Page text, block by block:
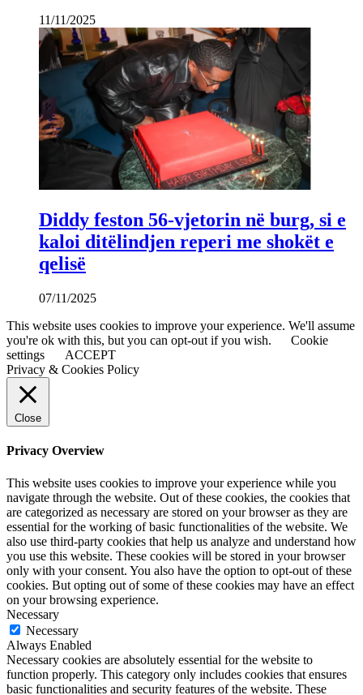
11/11/2025
Diddy feston 56-vjetorin në burg, si e
kaloi ditëlindjen reperi me shokët e
qelisë
07/11/2025
This website uses cookies to improve your experience. We'll assume
you're ok with this, but you can opt-out if you wish.
Cookie
settings
ACCEPT
Privacy & Cookies Policy
Close
Privacy Overview
This website uses cookies to improve your experience while you
navigate through the website. Out of these cookies, the cookies that
are categorized as necessary are stored on your browser as they are
essential for the working of basic functionalities of the website. We
also use third-party cookies that help us analyze and understand how
you use this website. These cookies will be stored in your browser
only with your consent. You also have the option to opt-out of these
cookies. But opting out of some of these cookies may have an effect
on your browsing experience.
Necessary
Necessary
Always Enabled
Necessary cookies are absolutely essential for the website to
function properly. This category only includes cookies that ensures
basic functionalities and security features of the website. These